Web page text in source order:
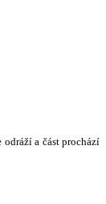
a část prochází